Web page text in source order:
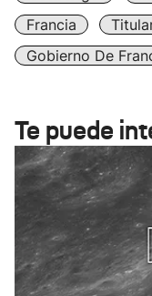
Francia
Gobierno De
Te puede